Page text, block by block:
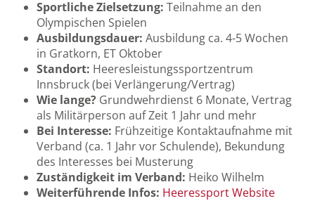
Sportliche Zielsetzung: Teilnahme an den
Olympischen Spielen
Ausbildungsdauer: Ausbildung ca. 4-5 Wochen
in Gratkorn, ET Oktober
Standort: Heeresleistungssportzentrum
Innsbruck (bei Verlängerung/Vertrag)
Wie lange?Grundwehrdienst 6 Monate, Vertrag
als Militärperson auf Zeit 1 Jahr und mehr
Bei Interesse: Frühzeitige Kontaktaufnahme mit
Verband (ca. 1 Jahr vor Schulende), Bekundung
des Interesses bei Musterung
Zuständigkeit im Verband: Heiko Wilhelm
Weiterführende Infos: Heeressport Website